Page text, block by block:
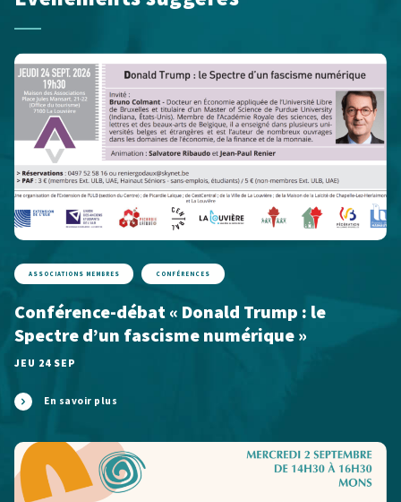
ASSOCIATIONS MEMBRES CONFÉRENCES
Conférence-débat « Donald Trump : le
Spectre d’un fascisme numérique »
JEU 24 SEP
En savoir plus